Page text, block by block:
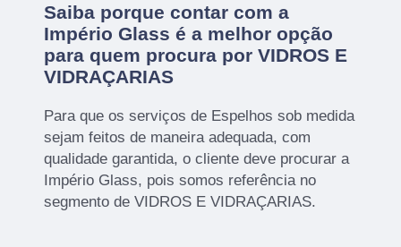
Saiba porque contar com a
Império Glass é a melhor opção
para quem procura por VIDROS E
VIDRAÇARIAS
Para que os serviços de Espelhos sob medida
sejam feitos de maneira adequada, com
qualidade garantida, o cliente deve procurar a
Império Glass, pois somos referência no
segmento de VIDROS E VIDRAÇARIAS.